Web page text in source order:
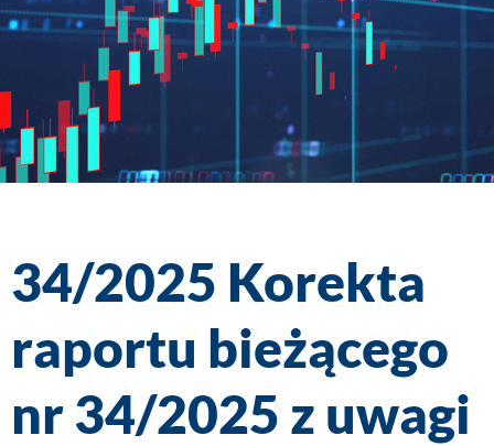
34/2025 Korekta
raportu bieżącego
nr 34/2025 z uwagi